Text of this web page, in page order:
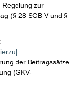
Regelung zur
(§ 28 SGB V und §
der Beitragssätze
(GKV-